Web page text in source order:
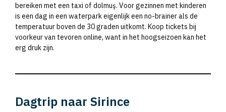
bereiken met een taxi of dolmuş. Voor gezinnen met kinderen
is een dag in een waterpark eigenlijk een no-brainer als de
temperatuur boven de 30 graden uitkomt. Koop tickets bij
voorkeur van tevoren online, want in het hoogseizoen kan het
erg druk zijn.
Dagtrip naar Sirince